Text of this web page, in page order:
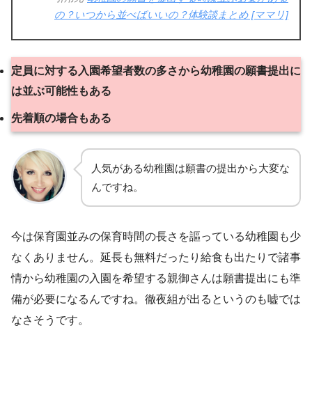
の？いつから並べばいいの？体験談まとめ [ママリ]
定員に対する入園希望者数の多さから幼稚園の願書提出に
は並ぶ可能性もある
先着順の場合もある
人気がある幼稚園は願書の提出から大変な
んですね。
今は保育園並みの保育時間の長さを謳っている幼稚園も少
なくありません。延長も無料だったり給食も出たりで諸事
情から幼稚園の入園を希望する親御さんは願書提出にも準
備が必要になるんですね。徹夜組が出るというのも嘘では
なさそうです。